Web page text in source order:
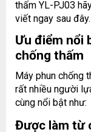
thấm YL-PJ03
viết ngay sau đây.
Ưu điểm nổi
chống thấm
Máy phun chống
rất nhiều người
cùng nổi bật như:
Được làm từ